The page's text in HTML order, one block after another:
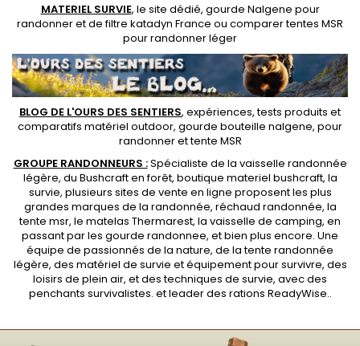
MATERIEL SURVIE, le site dédié, gourde Nalgene pour
randonneret defiltre katadyn France ou comparer tentes MSR
pour randonner léger
BLOG DE L'OURS DES SENTIERS, expériences, tests produits et
comparatifs matériel outdoor, gourde bouteille nalgene, pour
randonner ettente MSR
GROUPE RANDONNEURS :Spécialiste de la vaisselle randonnée
légère, du Bushcraft en forêt, boutique materiel bushcraft, la
survie, plusieurs sites de vente en ligne proposent les plus
grandes marques de la randonnée, réchaud randonnée, la
tente msr, le matelas Thermarest, la vaisselle de camping, en
passant par les gourde randonnee, et bien plus encore. Une
équipe de passionnés de la nature, de latente randonnée
légère, des matériel de survie et équipement pour survivre, des
loisirs de plein air, et des techniques de survie, avec des
penchants survivalistes. et leader des rations ReadyWise..